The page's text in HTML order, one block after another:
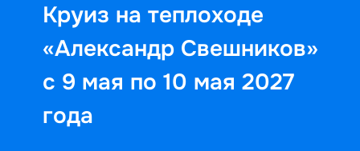
Круиз на теплоходе
«Александр Свешников»
с 9 мая по 10 мая 2027
года